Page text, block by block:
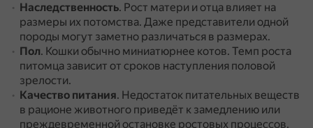
Наследственность. Рост матери и отца влияет на
размеры их потомства. Даже представители одной
породы могут заметно различаться в размерах.
Пол. Кошки обычно миниатюрнее котов. Темп роста
питомца зависит от сроков наступления половой
зрелости.
Качество питания. Недостаток питательных веществ
в рационе животного приведёт к замедлению или
преждевременной остановке ростовых процессов.